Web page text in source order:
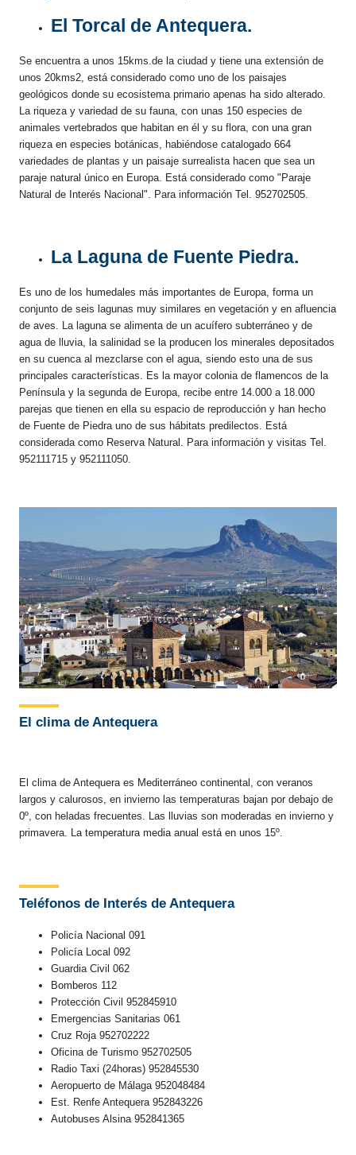
El Torcal de Antequera.
Se encuentra a unos 15kms.de la ciudad y tiene una extensión de
unos 20kms2, está considerado como uno de los paisajes
geológicos donde su ecosistema primario apenas ha sido alterado.
La riqueza y variedad de su fauna, con unas 150 especies de
animales vertebrados que habitan en él y su flora, con una gran
riqueza en especies botánicas, habiéndose catalogado 664
variedades de plantas y un paisaje surrealista hacen que sea un
paraje natural único en Europa. Está considerado como "Paraje
Natural de Interés Nacional". Para información Tel. 952702505.
La Laguna de Fuente Piedra.
Es uno de los humedales más importantes de Europa, forma un
conjunto de seis lagunas muy similares en vegetación y en afluencia
de aves. La laguna se alimenta de un acuífero subterráneo y de
agua de lluvia, la salinidad se la producen los minerales depositados
en su cuenca al mezclarse con el agua, siendo esto una de sus
principales características. Es la mayor colonia de flamencos de la
Península y la segunda de Europa, recibe entre 14.000 a 18.000
parejas que tienen en ella su espacio de reproducción y han hecho
de Fuente de Piedra uno de sus hábitats predilectos. Está
considerada como Reserva Natural. Para información y visitas Tel.
952111715 y 952111050.
El clima de Antequera
El clima de Antequera es Mediterráneo continental, con veranos
largos y calurosos, en invierno las temperaturas bajan por debajo de
0º, con heladas frecuentes. Las lluvias son moderadas en invierno y
primavera. La temperatura media anual está en unos 15º.
Teléfonos de Interés de Antequera
Policía Nacional 091
Policía Local 092
Guardia Civil 062
Bomberos 112
Protección Civil 952845910
Emergencias Sanitarias 061
Cruz Roja 952702222
Oficina de Turismo 952702505
Radio Taxi (24horas) 952845530
Aeropuerto de Málaga 952048484
Est. Renfe Antequera 952843226
Autobuses Alsina 952841365